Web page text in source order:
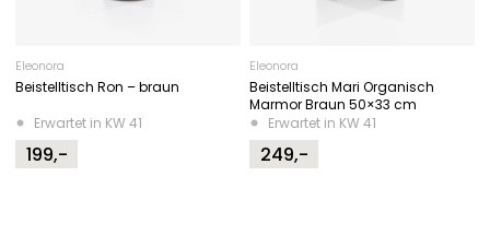
Eleonora
Beistelltisch Ron – braun
Erwartet in KW 41
199,-
Eleonora
Beistelltisch Mari Organisch
Marmor Braun 50×33 cm
Erwartet in KW 41
249,-